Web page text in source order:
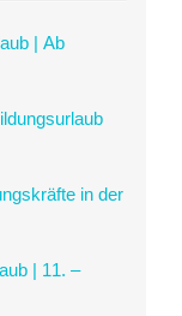
| Ab
in der
| 11. –